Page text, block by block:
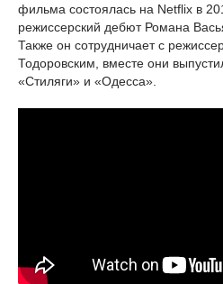
фильма состоялась на Netflix в
режиссерский дебют Романа
Также он сотрудничает с
Тодоровским, вместе они
«Стиляги» и «Одесса».